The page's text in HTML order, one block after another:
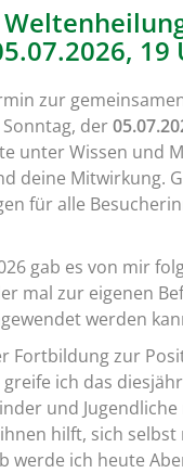
19
zur
der
unter Wissen und
deine Mitwirkung.
für alle
gab es von mir
mal zur eigenen
werden
Fortbildung zur
ich das
und
hilft, sich
werde ich heute